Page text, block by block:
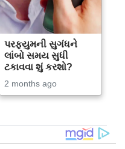
પરફ્યુમની સુગંધને
લાંબો સમય સુધી
ટકાવવા શું કરશો?
2 months ago